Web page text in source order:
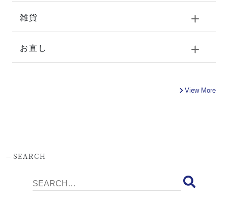
雑貨
お直し
View More
-SEARCH